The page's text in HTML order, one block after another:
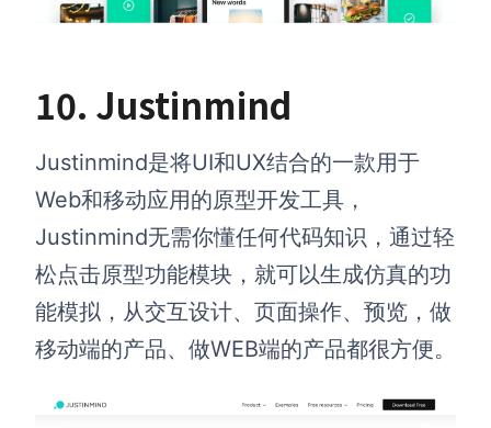
10. Justinmind
Justinmind是将UI和UX结合的一款用于
Web和移动应用的原型开发工具，
Justinmind无需你懂任何代码知识，通过轻
松点击原型功能模块，就可以生成仿真的功
能模拟，从交互设计、页面操作、预览，做
移动端的产品、做WEB端的产品都很方便。